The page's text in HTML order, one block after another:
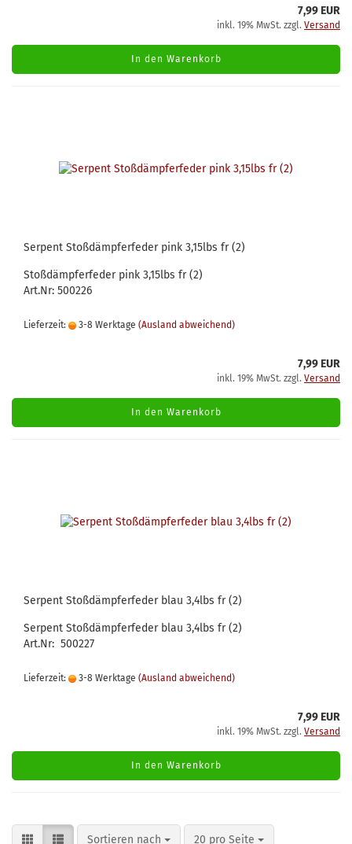
7,99 EUR
inkl. 19% MwSt. zzgl. Versand
In den Warenkorb
Serpent Stoßdämpferfeder pink 3,15lbs fr (2)
Stoßdämpferfeder pink 3,15lbs fr (2)
Art.Nr: 500226
Lieferzeit: 3-8 Werktage (Ausland abweichend)
7,99 EUR
inkl. 19% MwSt. zzgl. Versand
In den Warenkorb
Serpent Stoßdämpferfeder blau 3,4lbs fr (2)
Serpent Stoßdämpferfeder blau 3,4lbs fr (2)
Art.Nr: 500227
Lieferzeit: 3-8 Werktage (Ausland abweichend)
7,99 EUR
inkl. 19% MwSt. zzgl. Versand
In den Warenkorb
Sortieren nach
Sortieren nach 20 pro Seite
pro Seite